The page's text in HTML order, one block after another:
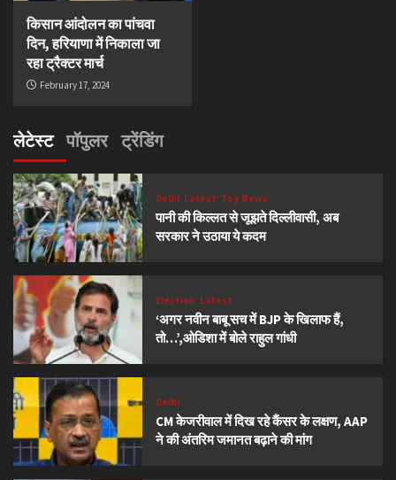
किसान आंदोलन का पांचवा
दिन, हरियाणा में निकाला जा
रहा ट्रैक्टर मार्च
February 17, 2024
लेटेस्ट पॉपुलर ट्रेंडिंग
Delhi Latest Top News
पानी की किल्लत से जूझते दिल्लीवासी, अब
सरकार ने उठाया ये कदम
Election Latest
‘अगर नवीन बाबू सच में BJP के खिलाफ हैं,
तो…’,ओडिशा में बोले राहुल गांधी
Delhi
CM केजरीवाल में दिख रहे कैंसर के लक्षण, AAP
ने की अंतरिम जमानत बढ़ाने की मांग